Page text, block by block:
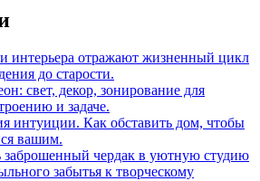
интерьера отражают жизненный цикл
до старости.
свет, декор, зонирование для
и задаче.
интуиции. Как обставить дом, чтобы
вашим.
заброшенный чердак в уютную студию
забытья к творческому